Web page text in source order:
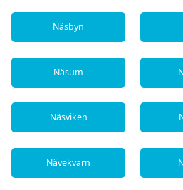
Näsbyn
Näsum
Näsviken
Nävekvarn